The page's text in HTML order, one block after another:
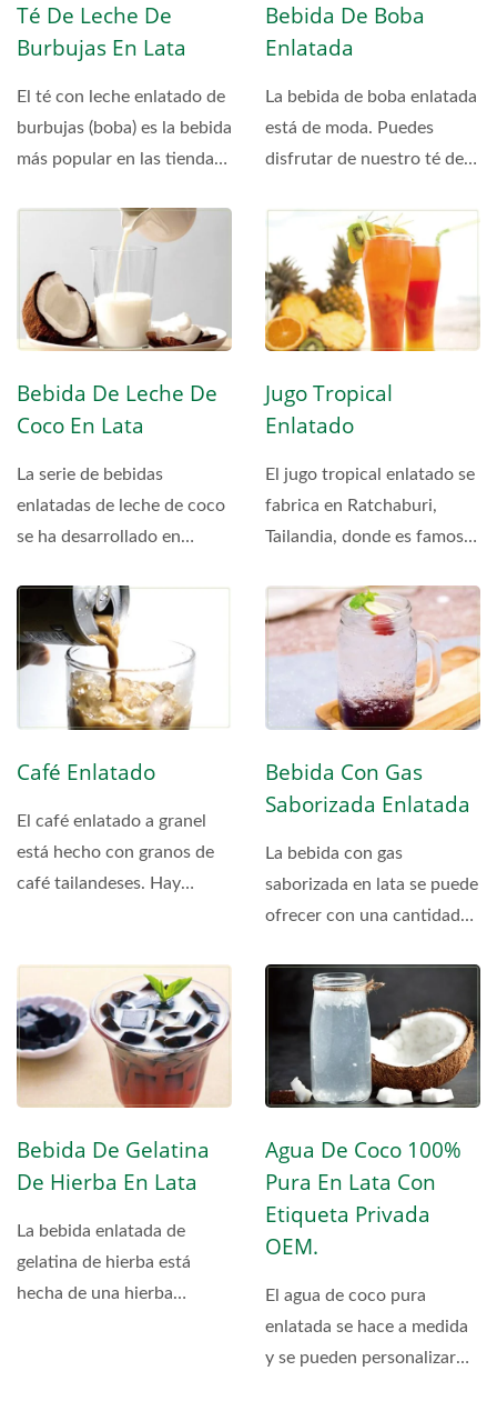
Té De Leche De
Burbujas En Lata
El té con leche enlatado de
burbujas (boba) es la bebida
más popular en las tiendas
Bebida De Boba
Enlatada
La bebida de boba enlatada
está de moda. Puedes
disfrutar de nuestro té de
Bebida De Leche De
Coco En Lata
La serie de bebidas
enlatadas de leche de coco
se ha desarrollado en
tamaños...
Jugo Tropical
Enlatado
El jugo tropical enlatado se
fabrica en Ratchaburi,
Tailandia, donde es famoso
Café Enlatado
El café enlatado a granel
está hecho con granos de
café tailandeses. Hay
Bebida Con Gas
Saborizada Enlatada
La bebida con gas
saborizada en lata se puede
ofrecer con una cantidad
Bebida De Gelatina
De Hierba En Lata
La bebida enlatada de
gelatina de hierba está
hecha de una hierba
Agua De Coco 100%
Pura En Lata Con
Etiqueta Privada
OEM.
El agua de coco pura
enlatada se hace a medida
y se pueden personalizar